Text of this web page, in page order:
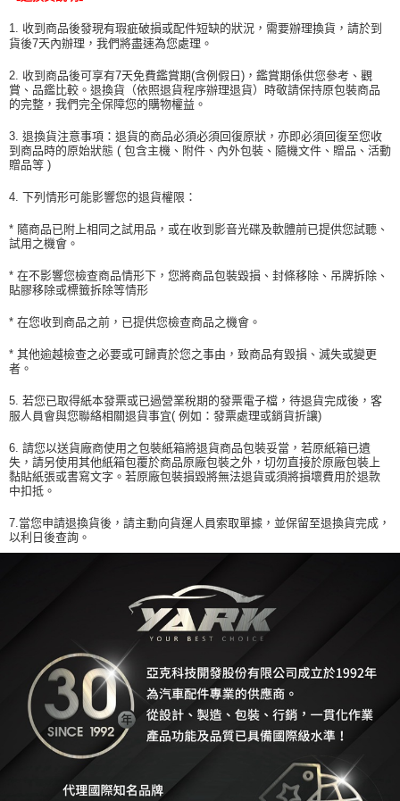
1. 收到商品後發現有瑕疵破損或配件短缺的狀況，需要辦理換貨，請於到
貨後7天內辦理，我們將盡速為您處理。
2. 收到商品後可享有7天免費鑑賞期(含例假日)，鑑賞期係供您參考、觀
賞、品鑑比較。退換貨（依照退貨程序辦理退貨）時敬請保持原包裝商品
的完整，我們完全保障您的購物權益。
3. 退換貨注意事項：退貨的商品必須必須回復原狀，亦即必須回復至您收
到商品時的原始狀態 ( 包含主機、附件、內外包裝、隨機文件、贈品、活動
贈品等 )
4. 下列情形可能影響您的退貨權限：
* 隨商品已附上相同之試用品，或在收到影音光碟及軟體前已提供您試聽、
試用之機會。
* 在不影響您檢查商品情形下，您將商品包裝毀損、封條移除、吊牌拆除、
貼膠移除或標籤拆除等情形
* 在您收到商品之前，已提供您檢查商品之機會。
* 其他逾越檢查之必要或可歸責於您之事由，致商品有毀損、滅失或變更
者。
5. 若您已取得紙本發票或已過營業稅期的發票電子檔，待退貨完成後，客
服人員會與您聯絡相關退貨事宜( 例如：發票處理或銷貨折讓)
6. 請您以送貨廠商使用之包裝紙箱將退貨商品包裝妥當，若原紙箱已遺
失，請另使用其他紙箱包覆於商品原廠包裝之外，切勿直接於原廠包裝上
黏貼紙張或書寫文字。若原廠包裝損毀將無法退貨或須將損壞費用於退款
中扣抵。
7.當您申請退換貨後，請主動向貨運人員索取單據，並保留至退換貨完成，
以利日後查詢。